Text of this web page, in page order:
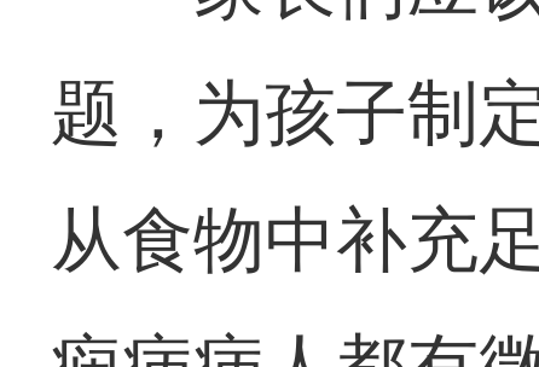
题，为孩子制
从食物中补充